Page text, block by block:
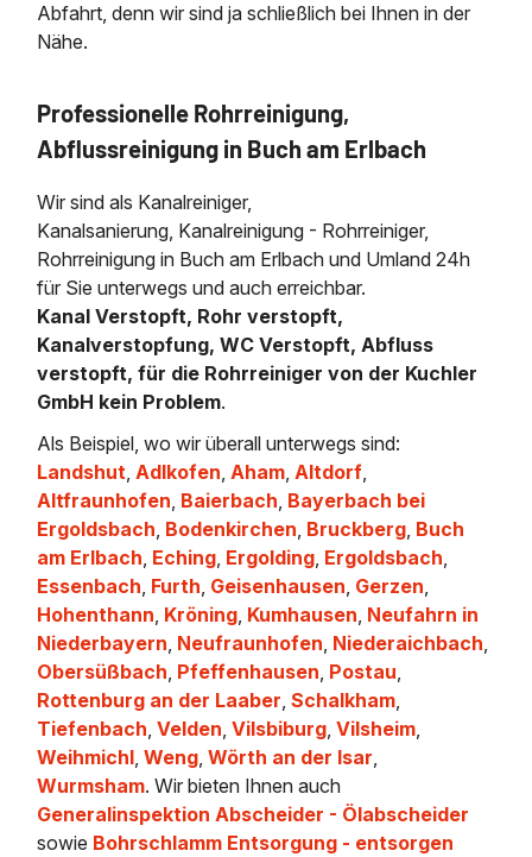
Abfahrt, denn wir sind ja schließlich bei Ihnen in der
Nähe.
Professionelle Rohrreinigung,
Abflussreinigung in Buch am Erlbach
Wir sind als Kanalreiniger,
Kanalsanierung, Kanalreinigung - Rohrreiniger,
Rohrreinigung in Buch am Erlbach und Umland 24h
für Sie unterwegs und auch erreichbar.
Kanal Verstopft, Rohr verstopft,
Kanalverstopfung, WC Verstopft, Abfluss
verstopft, für die Rohrreiniger von der Kuchler
GmbH kein Problem.
Als Beispiel, wo wir überall unterwegs sind:
Landshut,Adlkofen,Aham,Altdorf,
Altfraunhofen, Baierbach, Bayerbach bei
Ergoldsbach, Bodenkirchen, Bruckberg, Buch
am Erlbach, Eching, Ergolding, Ergoldsbach,
Essenbach, Furth, Geisenhausen, Gerzen,
Hohenthann, Kröning, Kumhausen, Neufahrn in
Niederbayern, Neufraunhofen, Niederaichbach,
Obersüßbach, Pfeffenhausen, Postau,
Rottenburg an der Laaber,Schalkham,
Tiefenbach,Velden,Vilsbiburg,Vilsheim,
Weihmichl,Weng,Wörth an der Isar,
Wurmsham. Wir bieten Ihnen auch
Generalinspektion Abscheider - Ölabscheider
sowie Bohrschlamm Entsorgung - entsorgen